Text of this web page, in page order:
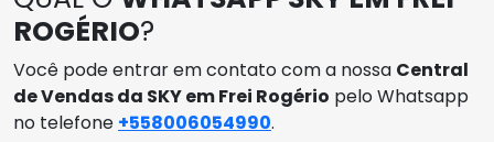
ROGÉRIO?
Você pode entrar em contato com a nossa Central
de Vendas da SKY em Frei Rogério pelo Whatsapp
no telefone +558006054990.